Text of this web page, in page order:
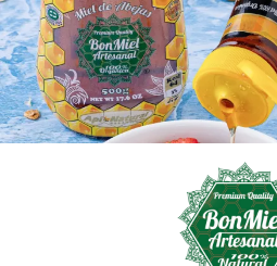
Skip
to
content